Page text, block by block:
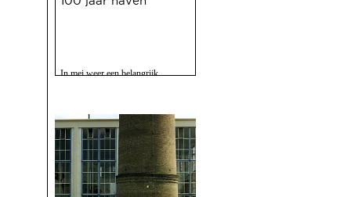
In mei weer een belangrijk
haven 100 jaar bestaat.